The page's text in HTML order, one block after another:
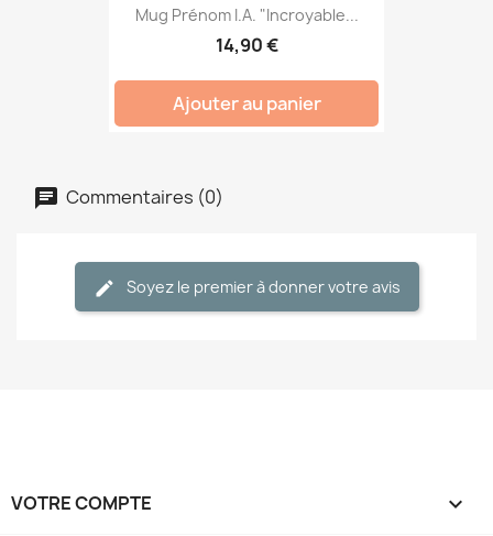
Mug Prénom I.A. "Incroyable...
14,90 €
Ajouter au panier
Commentaires (0)
Soyez le premier à donner votre avis
VOTRE COMPTE 